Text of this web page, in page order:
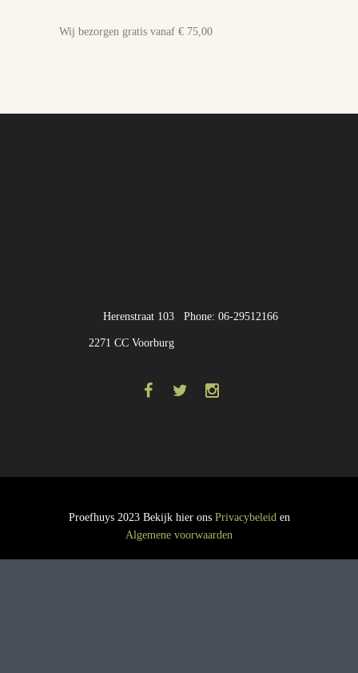
Wij bezorgen gratis vanaf € 75,00
Phone: 06-29512166
Herenstraat 103
2271 CC Voorburg
Proefhuys 2023 Bekijk hier ons Privacybeleid en
Algemene voorwaarden